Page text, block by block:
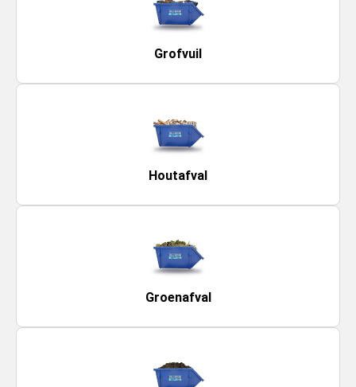
Grofvuil
Houtafval
Groenafval